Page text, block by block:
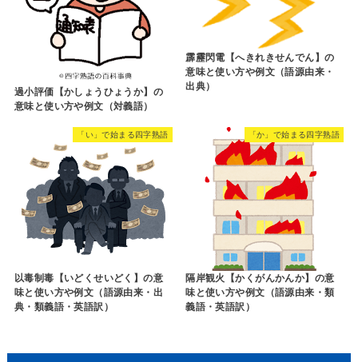
過小評価【かしょうひょうか】の
意味と使い方や例文（対義語）
霹靂閃電【へきれきせんでん】の
意味と使い方や例文（語源由来・
出典）
「い」で始まる四字熟語
以毒制毒【いどくせいどく】の意
味と使い方や例文（語源由来・出
典・類義語・英語訳）
「か」で始まる四字熟語
隔岸観火【かくがんかんか】の意
味と使い方や例文（語源由来・類
義語・英語訳）